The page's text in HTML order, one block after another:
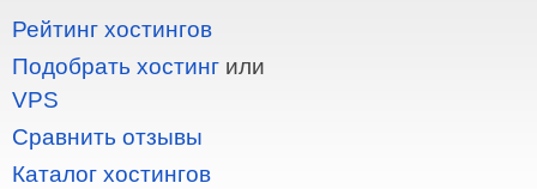
Рейтинг хостингов
Подобрать хостинг или
VPS
Сравнить отзывы
Каталог хостингов